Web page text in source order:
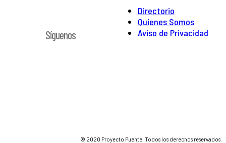
Directorio
Quienes Somos
Aviso de Privacidad
Síguenos
© 2020 Proyecto Puente. Todos los derechos reservados.